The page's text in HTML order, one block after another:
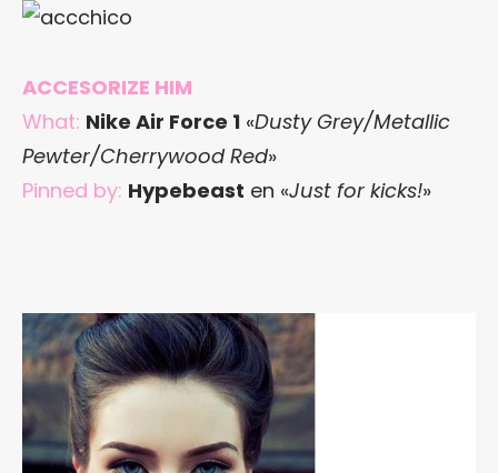
ACCESORIZE HIM
What: Nike Air Force 1 «Dusty Grey/Metallic
Pewter/Cherrywood Red»
Pinned by: Hypebeast en «Just for kicks!»